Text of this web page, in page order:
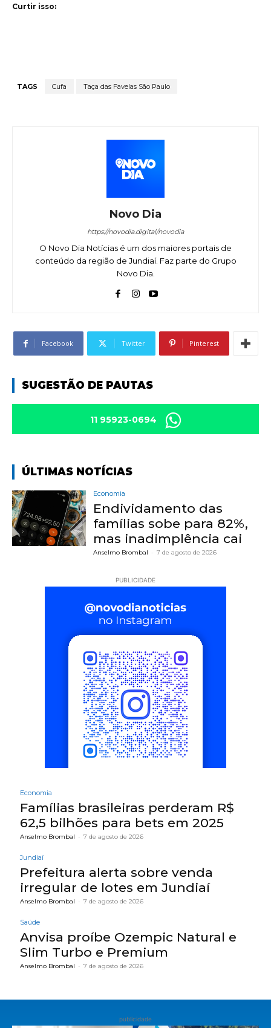
Curtir isso:
TAGS Cufa Taça das Favelas São Paulo
Novo Dia
https://novodia.digital/novodia
O Novo Dia Notícias é um dos maiores portais de
conteúdo da região de Jundiaí. Faz parte do Grupo
Novo Dia.
Facebook Twitter Pinterest
SUGESTÃO DE PAUTAS
11 95923-0694
ÚLTIMAS NOTÍCIAS
Economia
Endividamento das
famílias sobe para 82%,
mas inadimplência cai
Anselmo Brombal - 7 de agosto de 2026
PUBLICIDADE
Economia
Famílias brasileiras perderam R$
62,5 bilhões para bets em 2025
Anselmo Brombal - 7 de agosto de 2026
Jundiaí
Prefeitura alerta sobre venda
irregular de lotes em Jundiaí
Anselmo Brombal - 7 de agosto de 2026
Saúde
Anvisa proíbe Ozempic Natural e
Slim Turbo e Premium
Anselmo Brombal - 7 de agosto de 2026
publicidade